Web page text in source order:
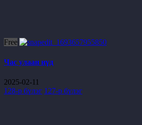
Free
Час улаан нүд
2025-02-11
128-р бүлэг 127-р бүлэг